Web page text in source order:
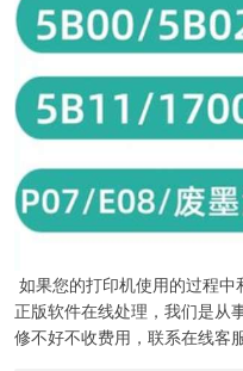
如果您的打印机使用的过程中
正版软件在线处理，我们是从
修不好不收费用，联系在线客